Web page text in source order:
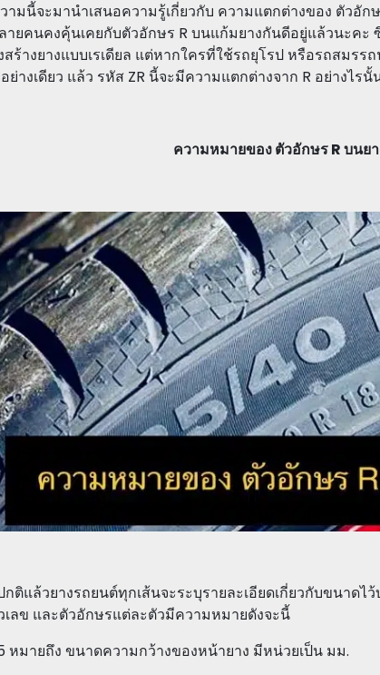
ามนี้จะมานำเสนอความรู้เกี่ยวกับ ความแตกต่างของ ตัวอัก
ายคนคงคุ้นเคยกับตัวอักษร R บนแก้มยางกันดีอยู่แล้วนะคะ
สร้างยางแบบเรเดียล แต่หากใครที่ใช้รถยุโรป หรือรถสมรร
อย่างเดียว แล้ว รหัส ZR นี้จะมีความแตกต่างจาก R อย่างไร
ความหมายของ ตัวอักษร R บนย
กติแล้วยางรถยนต์ทุกเส้นจะระบุรายละเอียดเกี่ยวกับขนาดไ
เลข และตัวอักษรแต่ละตัวมีความหมายดังจะนี้
หมายถึง ขนาดความกว้างของหน้ายาง มีหน่วยเป็น มม.